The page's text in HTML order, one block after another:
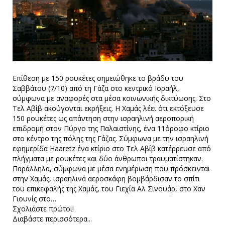
Επίθεση με 150 ρουκέτες σημειώθηκε το βράδυ του
Σαββάτου (7/10) από τη Γάζα στο κεντρικό Ισραήλ,
σύμφωνα με αναφορές στα μέσα κοινωνικής δικτύωσης. Στο
Τελ Αβίβ ακούγονται εκρήξεις. Η Χαμάς λέει ότι εκτόξευσε
150 ρουκέτες ως απάντηση στην ισραηλινή αεροπορική
επιδρομή στον Πύργο της Παλαιστίνης, ένα 11όροφο κτίριο
στο κέντρο της πόλης της Γάζας. Σύμφωνα με την ισραηλινή
εφημερίδα Haaretz ένα κτίριο στο Τελ Αβίβ κατέρρευσε από
πλήγματα με ρουκέτες και δύο άνθρωποι τραυματίστηκαν.
Παράλληλα, σύμφωνα με μέσα ενημέρωση που πρόσκεινται
στην Χαμάς, ισραηλινά αεροσκάφη βομβάρδισαν το σπίτι
του επικεφαλής της Χαμάς, του Γιεχία Αλ Σινουάρ, στο Χαν
Γιουνίς στο…
Σχολιάστε πρώτοι!
Διαβάστε περισσότερα...